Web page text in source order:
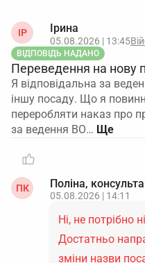
ІР Ірина
05.08.2026 | 13:45
ВІДПОВІДЬ НАДАНО
Переведення на нову
Я відповідальна за
іншу посаду. Що я
переробляти наказ про
за ведення ВО…
ПК Поліна,
05.08.2026 | 14:11
Ні, не потрібно
Достатньо
зміни назви